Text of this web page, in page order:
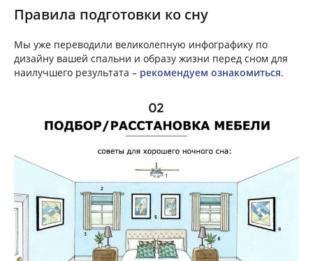
Правила подготовки ко сну
Мы уже переводили великолепную инфографику по
дизайну вашей спальни и образу жизни перед сном для
наилучшего результата – рекомендуем ознакомиться.